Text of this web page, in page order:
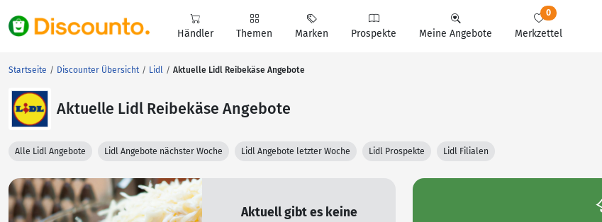
Händler Themen Marken Prospekte Meine Angebote Merkzettel
0
Startseite Discounter Übersicht Lidl Aktuelle Lidl Reibekäse Angebote
Aktuelle Lidl Reibekäse Angebote
Alle Lidl Angebote Lidl Angebote nächster Woche Lidl Angebote letzter Woche Lidl Prospekte Lidl Filialen
Aktuell gibt es keine